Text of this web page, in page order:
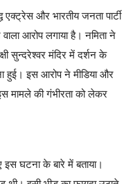
एक्ट्रेस और भारतीय जनता पार्टी
आरोप लगाया है। नमिता ने
सुन्दरेश्वर मंदिर में दर्शन के
हुई। इस आरोप ने मीडिया और
मामले की गंभीरता को लेकर
घटना के बारे में बताया।